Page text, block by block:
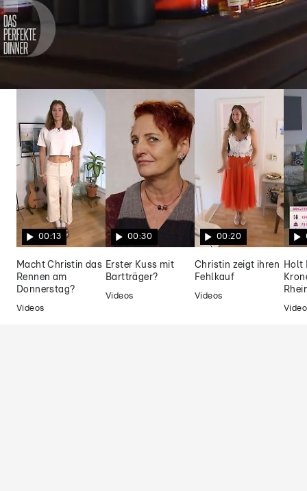
Das perfekte Dinner
Alkoholrekord? Frederiks
Flaschensammlung stiehlt dem Menü die
Show
00:13
Macht Christin das
Rennen am
Donnerstag?
Videos
00:30
Erster Kuss mit
Bartträger?
Videos
00:20
Christin zeigt ihren
Fehlkauf
Videos
Holt